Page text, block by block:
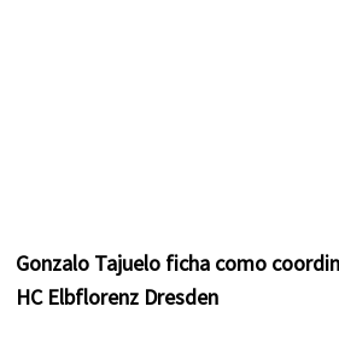
Gonzalo Tajuelo ficha como
HC Elbflorenz Dresden